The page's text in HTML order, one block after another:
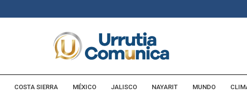
COSTA SIERRA MÉXICO JALISCO NAYARIT MUNDO